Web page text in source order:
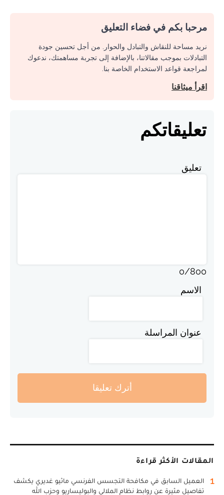
مرحبا بكم في فضاء التعليق
نريد مساحة للنقاش والتبادل والحوار. من أجل تحسين جودة
التبادلات بموجب مقالاتنا، بالإضافة إلى تجربة مساهمتك، ندعوك
لمراجعة قواعد الاستخدام الخاصة بنا.
اقرأ ميثاقنا
تعليقاتكم
تعليق
0/800
الاسم
عنوان المراسلة
أترك تعليقا
المقالات الأكثر قراءة
1
العميل السابق في مكافحة التجسس الفرنسي ماثيو غديري يكشف
تفاصيل مثيرة عن روابط نظام الملالي والبوليساريو وحزب الله